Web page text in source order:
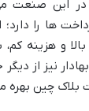
در این صنعت
ها را دارد؛
و هزینه
نیز از
بلاک چین بهره